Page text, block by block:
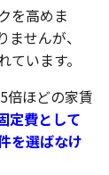
を高めま
せんが、
います。
倍ほどの家賃
定費として
を選ばなけ